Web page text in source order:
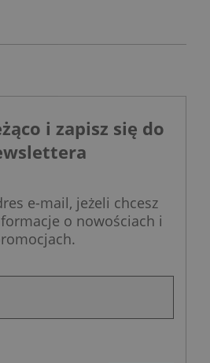
remontów bez
i zapisz się do
e-mail, jeżeli chcesz
o nowościach i